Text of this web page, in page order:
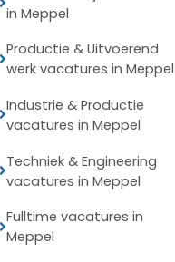
in Meppel
Productie & Uitvoerend
werk vacatures in Meppel
Industrie & Productie
vacatures in Meppel
Techniek & Engineering
vacatures in Meppel
Fulltime vacatures in
Meppel